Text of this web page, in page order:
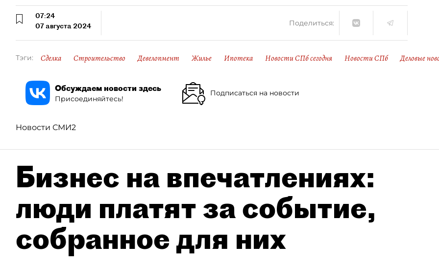
07:24
07 августа 2024
Поделиться:
Тэги: Сделка Строительство Девелопмент Жилье Ипотека Новости СПб сегодня Новости СПб Деловые
Обсуждаем новости здесь
Присоединяйтесь!
Подписаться на новости
Новости СМИ2
Бизнес на впечатлениях:
люди платят за событие,
собранное для них